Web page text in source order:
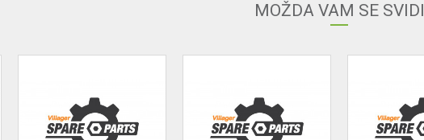
MOŽDA VAM SE SVIDI